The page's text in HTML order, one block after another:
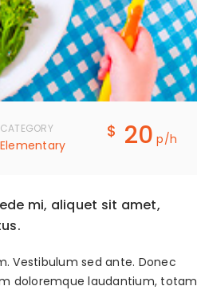
CATEGORY
Elementary
$ 20 p/h
mi, aliquet sit amet,
Vestibulum sed ante. Donec
doloremque laudantium, totam